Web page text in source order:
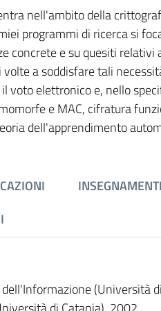
nell'ambito della
programmi di ricerca si
concrete e su quesiti relativi
a soddisfare tali
voto elettronico e, nello
e MAC, cifratura
dell'apprendimento
INSEGNAMENTI
(Università